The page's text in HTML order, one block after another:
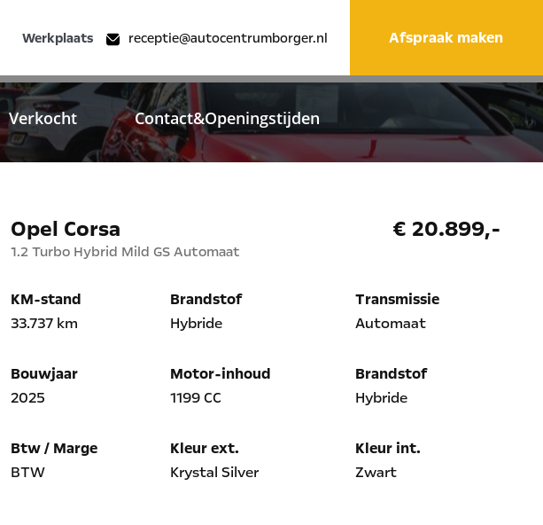
Werkplaats receptie@autocentrumborger.nl Afspraak maken
Verkocht Contact&Openingstijden
Opel Corsa
1.2 Turbo Hybrid Mild GS Automaat
€ 20.899,-
KM-stand
33.737 km
Brandstof
Hybride
Transmissie
Automaat
Bouwjaar
2025
Motor-inhoud
1199 CC
Brandstof
Hybride
Btw / Marge
BTW
Kleur ext.
Krystal Silver
Kleur int.
Zwart